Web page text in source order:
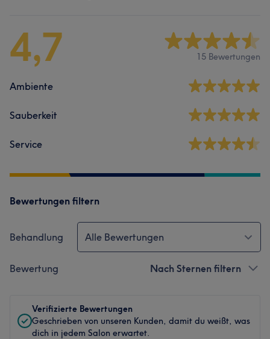
4,7 15 Bewertungen
Ambiente
Sauberkeit
Service
Bewertungen filtern
Behandlung Alle Bewertungen
Bewertung Nach Sternen filtern
Verifizierte Bewertungen
Geschrieben von unseren Kunden, damit du weißt, was
dich in jedem Salon erwartet.